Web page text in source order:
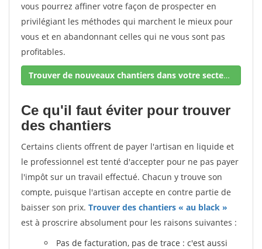
vous pourrez affiner votre façon de prospecter en
privilégiant les méthodes qui marchent le mieux pour
vous et en abandonnant celles qui ne vous sont pas
profitables.
Trouver de nouveaux chantiers dans votre secteur !
Ce qu'il faut éviter pour trouver
des chantiers
Certains clients offrent de payer l'artisan en liquide et
le professionnel est tenté d'accepter pour ne pas payer
l'impôt sur un travail effectué. Chacun y trouve son
compte, puisque l'artisan accepte en contre partie de
baisser son prix. Trouver des chantiers « au black »
est à proscrire absolument pour les raisons suivantes :
Pas de facturation, pas de trace : c'est aussi